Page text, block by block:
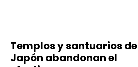
Templos y santuarios de
Japón abandonan el